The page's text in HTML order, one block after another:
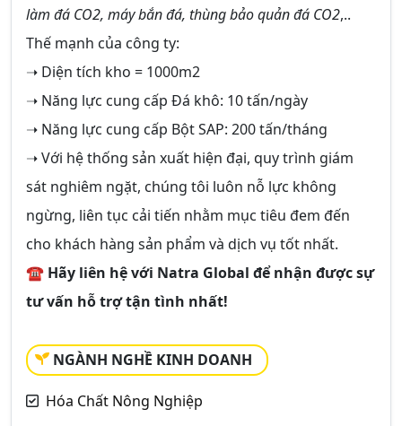
làm đá CO2, máy bắn đá, thùng bảo quản đá CO2,..
Thế mạnh của công ty:
➝ Diện tích kho = 1000m2
➝ Năng lực cung cấp Đá khô: 10 tấn/ngày
➝ Năng lực cung cấp Bột SAP: 200 tấn/tháng
➝ Với hệ thống sản xuất hiện đại, quy trình giám
sát nghiêm ngặt, chúng tôi luôn nỗ lực không
ngừng, liên tục cải tiến nhằm mục tiêu đem đến
cho khách hàng sản phẩm và dịch vụ tốt nhất.
☎ Hãy liên hệ với Natra Global để nhận được sự
tư vấn hỗ trợ tận tình nhất!
NGÀNH NGHỀ KINH DOANH
Hóa Chất Nông Nghiệp